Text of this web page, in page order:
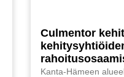
Culmentor
Kanta-Hämeen